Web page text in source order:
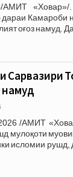
«Ховар»/.
Камароби
оғоз намуд.
Сарвазири
/АМИТ
мулоқоти
исломии рушд,